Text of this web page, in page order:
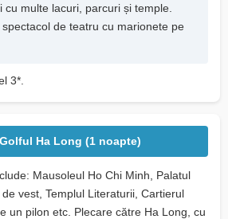
cu multe lacuri, parcuri și temple.
de teatru cu marionete pe
3*.
Ha Long (1 noapte)
Mausoleul Ho Chi Minh, Palatul
vest, Templul Literaturii, Cartierul
un pilon etc. Plecare către Ha Long, cu